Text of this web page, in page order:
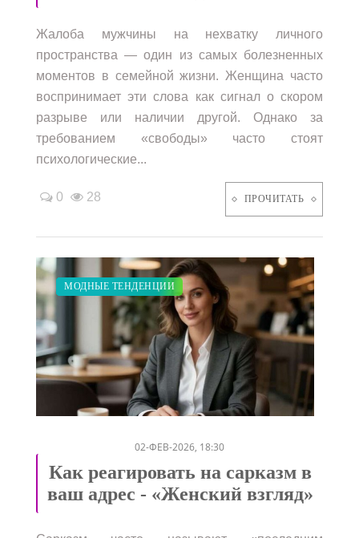
Жалоба мужчины на нехватку личного
пространства — один из самых болезненных
моментов в семейной жизни. Женщина часто
воспринимает эти слова как сигнал о скором
разрыве или наличии другой. Однако за
требованием «свободы» часто стоят
психологические...
0 28 ПРОЧИТАТЬ
ЗАКУПКИ ПО МОДЕ
ПОКАЗЫ
СТАТЬИ
СВАДЬБА
ДИЕТА
МОДНЫЕ ТЕНДЕНЦИИ
02-ФЕВ-2026, 18:30
Как реагировать на сарказм в
ваш адрес - «Женский взгляд»